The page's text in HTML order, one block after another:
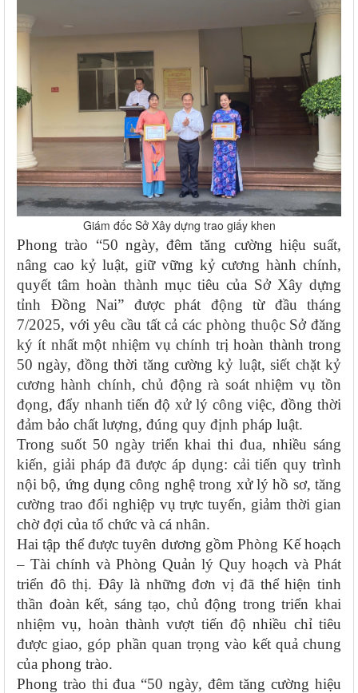
Giám đốc Sở Xây dựng trao giấy khen
Phong trào “50 ngày, đêm tăng cường hiệu suất,
nâng cao kỷ luật, giữ vững kỷ cương hành chính,
quyết tâm hoàn thành mục tiêu của Sở Xây dựng
tỉnh Đồng Nai” được phát động từ đầu tháng
7/2025, với yêu cầu tất cả các phòng thuộc Sở đăng
ký ít nhất một nhiệm vụ chính trị hoàn thành trong
50 ngày, đồng thời tăng cường kỷ luật, siết chặt kỷ
cương hành chính, chủ động rà soát nhiệm vụ tồn
đọng, đẩy nhanh tiến độ xử lý công việc, đồng thời
đảm bảo chất lượng, đúng quy định pháp luật.
Trong suốt 50 ngày triển khai thi đua, nhiều sáng
kiến, giải pháp đã được áp dụng: cải tiến quy trình
nội bộ, ứng dụng công nghệ trong xử lý hồ sơ, tăng
cường trao đổi nghiệp vụ trực tuyến, giảm thời gian
chờ đợi của tổ chức và cá nhân.
Hai tập thể được tuyên dương gồm Phòng Kế hoạch
– Tài chính và Phòng Quản lý Quy hoạch và Phát
triển đô thị. Đây là những đơn vị đã thể hiện tinh
thần đoàn kết, sáng tạo, chủ động trong triển khai
nhiệm vụ, hoàn thành vượt tiến độ nhiều chỉ tiêu
được giao, góp phần quan trọng vào kết quả chung
của phong trào.
Phong trào thi đua “50 ngày, đêm tăng cường hiệu